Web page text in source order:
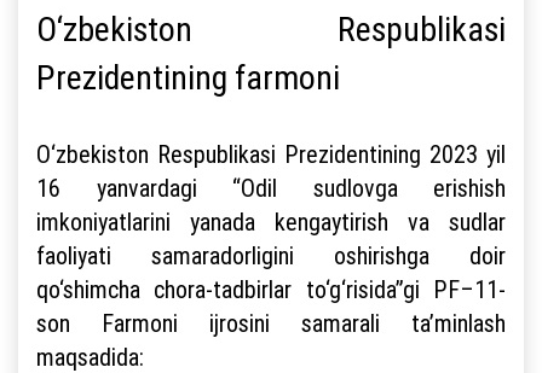
O‘zbekiston Respublikasi
Prezidentining farmoni
O‘zbekiston Respublikasi Prezidentining 2023 yil
16 yanvardagi “Odil sudlovga erishish
imkoniyatlarini yanada kengaytirish va sudlar
faoliyati samaradorligini oshirishga doir
qo‘shimcha chora-tadbirlar to‘g‘risida”gi PF–11-
son Farmoni ijrosini samarali ta’minlash
maqsadida: